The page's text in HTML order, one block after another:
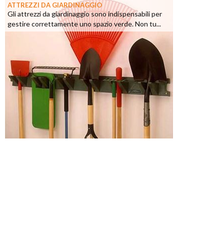
ATTREZZI DA GIARDINAGGIO
Gli attrezzi da giardinaggio sono indispensabili per
gestire correttamente uno spazio verde. Non tu...